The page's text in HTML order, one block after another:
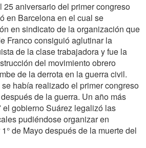
25 aniversario del primer congreso
en Barcelona en el cual se
en sindicato de la organización que
Franco consiguió aglutinar la
de la clase trabajadora y fue la
del movimiento obrero
de la derrota en la guerra civil.
había realizado el primer congreso
de la guerra. Un año más
gobierno Suárez legalizó las
pudiéndose organizar en
de Mayo después de la muerte del